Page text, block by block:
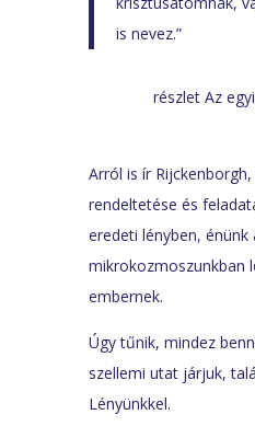
is nevez.”
részlet Az
Arról is ír
rendeltetése és
eredeti lényben, énünk
mikrokozmoszunkban
embernek.
Úgy tűnik, mindez
szellemi utat járjuk,
Lényünkkel.